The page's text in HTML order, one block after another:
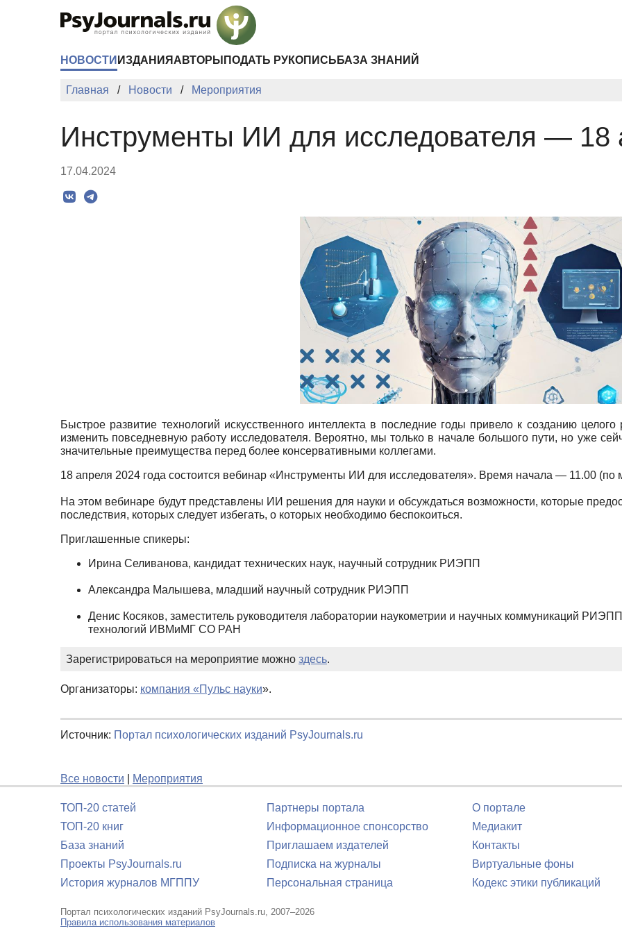
НОВОСТИ ИЗДАНИЯ АВТОРЫ ПОДАТЬ РУКОПИСЬ БАЗА ЗНАНИЙ
Главная Новости Мероприятия
Инструменты ИИ для исследователя — 18
17.04.2024
Быстрое развитие технологий искусственного интеллекта в последние годы привело к созданию
изменить повседневную работу исследователя. Вероятно, мы только в начале большого пути, но уже
значительные преимущества перед более консервативными коллегами.
18 апреля 2024 года состоится вебинар «Инструменты ИИ для исследователя». Время начала — 11.00 (по
На этом вебинаре будут представлены ИИ решения для науки и обсуждаться возможности, которые
последствия, которых следует избегать, о которых необходимо беспокоиться.
Приглашенные спикеры:
Ирина Селиванова, кандидат технических наук, научный сотрудник РИЭПП
Александра Малышева, младший научный сотрудник РИЭПП
Денис Косяков, заместитель руководителя лаборатории наукометрии и научных коммуникаций
технологий ИВМиМГ СО РАН
Зарегистрироваться на мероприятие можно здесь.
Организаторы: компания «Пульс науки».
Источник: Портал психологических изданий PsyJournals.ru
Все новости Мероприятия
ТОП-20 статей
ТОП-20 книг
База знаний
Проекты PsyJournals.ru
История журналов МГППУ
Партнеры портала
Информационное спонсорство
Приглашаем издателей
Подписка на журналы
Персональная страница
О портале
Медиакит
Контакты
Виртуальные фоны
Кодекс этики публикаций
Портал психологических изданий PsyJournals.ru, 2007–2026
Правила использования материалов